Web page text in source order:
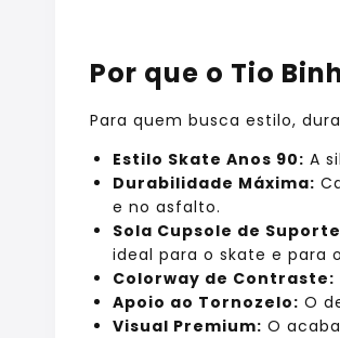
Por que o Tio
Para quem busca estilo,
Estilo Skate Anos 90: A
Durabilidade Máxima:
e no asfalto.
Sola Cupsole de
ideal para o skate e para
Colorway de Contraste:
Apoio ao Tornozelo: O
Visual Premium: O